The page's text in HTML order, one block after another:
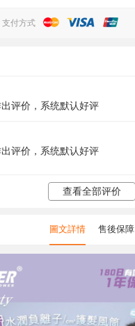
支付方式
评价，系统默认好评
评价，系统默认好评
查看全部评价
圖文詳情 售後保障